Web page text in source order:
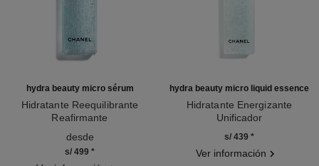
hydra beauty micro sérum
Hidratante Reequilibrante
Reafirmante
desde
s/ 499 *
hydra beauty micro liquid essence
Hidratante Energizante
Unificador
s/ 439 *
Ver información